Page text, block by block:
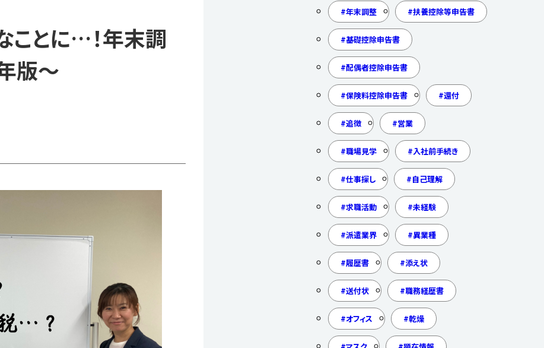
ことに…！年末調
版～
年末調整 扶養控除等申告書
基礎控除申告書
配偶者控除申告書
保険料控除申告書 還付
追徴 営業
職場見学 入社前手続き
仕事探し 自己理解
求職活動 未経験
派遣業界 異業種
履歴書 添え状
送付状 職務経歴書
オフィス 乾燥